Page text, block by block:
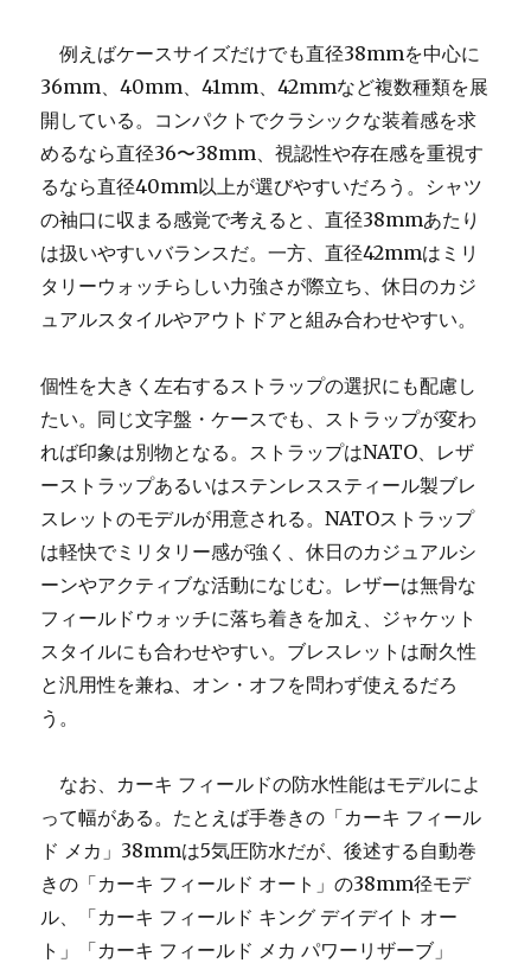
例えばケースサイズだけでも直径38mmを中心に
36mm、40mm、41mm、42mmなど複数種類を展
開している。コンパクトでクラシックな装着感を求
めるなら直径36〜38mm、視認性や存在感を重視す
るなら直径40mm以上が選びやすいだろう。シャツ
の袖口に収まる感覚で考えると、直径38mmあたり
は扱いやすいバランスだ。一方、直径42mmはミリ
タリーウォッチらしい力強さが際立ち、休日のカジ
ュアルスタイルやアウトドアと組み合わせやすい。
個性を大きく左右するストラップの選択にも配慮し
たい。同じ文字盤・ケースでも、ストラップが変わ
れば印象は別物となる。ストラップはNATO、レザ
ーストラップあるいはステンレススティール製ブレ
スレットのモデルが用意される。NATOストラップ
は軽快でミリタリー感が強く、休日のカジュアルシ
ーンやアクティブな活動になじむ。レザーは無骨な
フィールドウォッチに落ち着きを加え、ジャケット
スタイルにも合わせやすい。ブレスレットは耐久性
と汎用性を兼ね、オン・オフを問わず使えるだろ
う。
なお、カーキ フィールドの防水性能はモデルによ
って幅がある。たとえば手巻きの「カーキ フィール
ド メカ」38mmは5気圧防水だが、後述する自動巻
きの「カーキ フィールド オート」の38mm径モデ
ル、「カーキ フィールド キング デイデイト オー
ト」「カーキ フィールド メカ パワーリザーブ」